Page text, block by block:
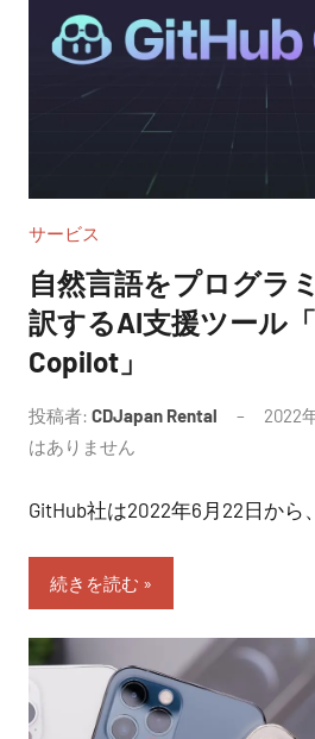
サービス
自然言語をプログラ
訳するAI支援ツール
Copilot」
投稿者: CDJapan Rental 2022
はありません
GitHub社は2022年6月22日か
続きを読む